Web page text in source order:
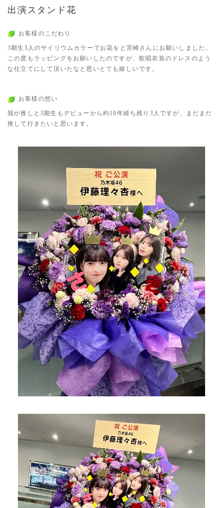
出演スタンド花
お客様のこだわり
3期生3人のサイリウムカラーでお花をと宮崎さんにお願いしました。
この度もラッピングをお願いしたのですが、歌唱衣装のドレスのよう
な仕立てにして頂いたなと思いとても嬉しいです。
お客様の想い
我が推しと3期生もデビューから約10年経ち残り3人ですが、まだまだ
推して行きたいと思います。